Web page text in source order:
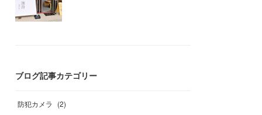
ブログ記事カテゴリー
防犯カメラ (2)